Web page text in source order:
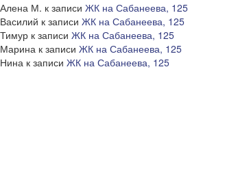
Алена М. к записи ЖК на Сабанеева, 125
Василий к записи ЖК на Сабанеева, 125
Тимур к записи ЖК на Сабанеева, 125
Марина к записи ЖК на Сабанеева, 125
Нина к записи ЖК на Сабанеева, 125